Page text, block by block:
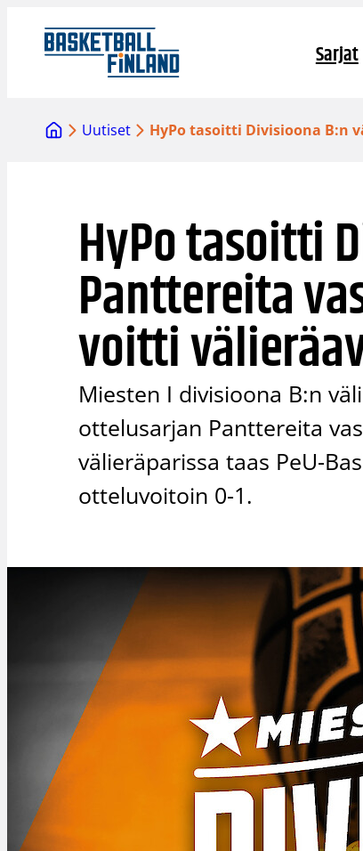
sisältöön
Sarjat
Uutiset HyPo tasoitti Divisioona B:n
HyPo tasoitti
Panttereita
voitti
Miesten I divisioona B:n
ottelusarjan Panttereita
välieräparissa taas PeU-
otteluvoitoin 0-1.